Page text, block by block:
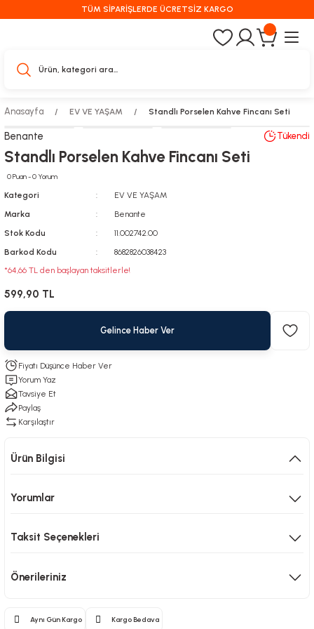
TÜM SİPARİŞLERDE ÜCRETSİZ KARGO
Anasayfa EV VE YAŞAM Standlı Porselen Kahve Fincanı Seti
Benante Tükendi
Standlı Porselen Kahve Fincanı Seti
0 Puan - 0 Yorum
Kategori
EV VE YAŞAM
Marka
Benante
Stok Kodu
11.002742.00
Barkod Kodu
8682826038423
*64,66 TL den başlayan taksitlerle!
599,90 TL
Gelince Haber Ver
Fiyatı Düşünce Haber Ver
Yorum Yaz
Tavsiye Et
Paylaş
Karşılaştır
Ürün Bilgisi
Yorumlar
Taksit Seçenekleri
Önerileriniz
Aynı Gün Kargo Kargo Bedava